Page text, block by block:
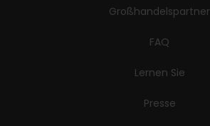
Großhandelspartner
FAQ
Lernen Sie
Presse